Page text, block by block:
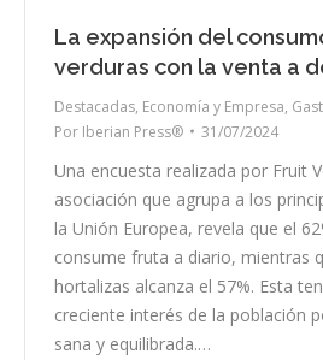
La expansión del
verduras con la venta a
Destacadas, Economía y Empresa,
Por Iberian Press® 31/07/2024
Una encuesta realizada por Fruit
asociación que agrupa a los
la Unión Europea, revela que el
consume fruta a diario, mientras
hortalizas alcanza el 57%. Esta
creciente interés de la población
sana y equilibrada.…